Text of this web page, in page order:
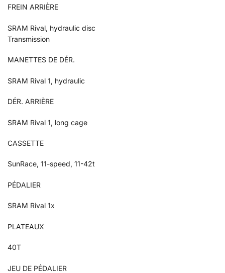
FREIN ARRIÈRE
SRAM Rival, hydraulic disc
Transmission
MANETTES DE DÉR.
SRAM Rival 1, hydraulic
DÉR. ARRIÈRE
SRAM Rival 1, long cage
CASSETTE
SunRace, 11-speed, 11-42t
PÉDALIER
SRAM Rival 1x
PLATEAUX
40T
JEU DE PÉDALIER